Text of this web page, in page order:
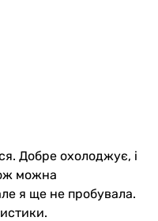
Cooper&Hunter
WP носять
змінюватися
не несе
виробником.
Добре охолоджує, і
можна
я ще не пробувала.